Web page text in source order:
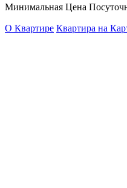
Минимальная Цена
О Квартире Квартира на